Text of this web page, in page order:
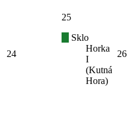
24
25
Sklo
Horka
I
(Kutná
Hora)
26